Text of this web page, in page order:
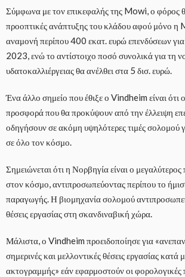
Σύμφωνα με τον επικεφαλής της Mowi, ο φόρος
προοπτικές ανάπτυξης του κλάδου αφού μόνο η
αναμονή περίπου 400 εκατ. ευρώ επενδύσεων
2023, ενώ το αντίστοιχο ποσό συνολικά για τη
υδατοκαλλιέργειας θα ανέλθει στα 5 δισ. ευρώ.
Ένα άλλο σημείο που έθιξε ο Vindheim είναι ότι
προσφορά που θα προκύψουν από την έλλειψη
οδηγήσουν σε ακόμη υψηλότερες τιμές σολομού
σε όλο τον κόσμο.
Σημειώνεται ότι η Νορβηγία είναι ο
στον κόσμο, αντιπροσωπεύοντας περίπου το
παραγωγής. Η βιομηχανία σολομού
θέσεις εργασίας στη σκανδιναβική χώρα.
Μάλιστα, ο Vindheim προειδοποίησε για
σημερινές και μελλοντικές θέσεις εργασίας
ακτογραμμής» εάν εφαρμοστούν οι φορολογικές